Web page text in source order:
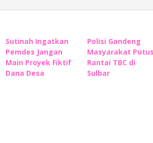
Sutinah Ingatkan
Pemdes Jangan
Main Proyek Fiktif
Dana Desa
Polisi Gandeng
Masyarakat
Rantai TBC di
Sulbar